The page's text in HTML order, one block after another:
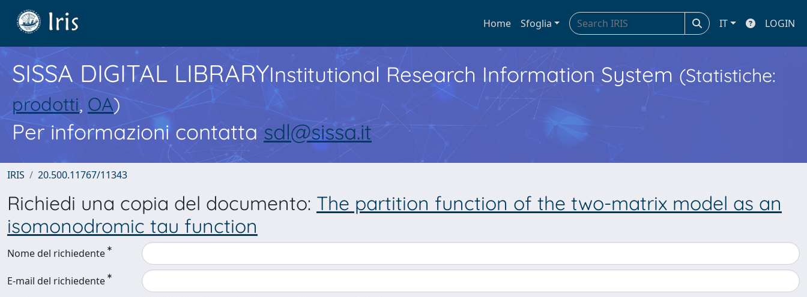
Home Sfoglia IT LOGIN
SISSA DIGITAL LIBRARYInstitutional Research Information System (Statistiche:
prodotti, OA)
Per informazioni contatta sdl@sissa.it
IRIS 20.500.11767/11343
Richiedi una copia del documento: The partition function of the two-matrix model as an
isomonodromic tau function
Nome del richiedente
E-mail del richiedente